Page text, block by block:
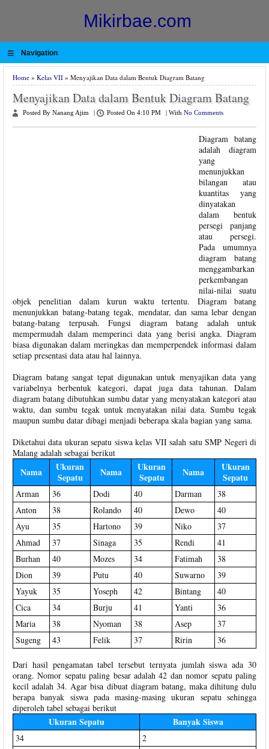
Mikirbae.com
≡ Navigation
Home » Kelas VII » Menyajikan Data dalam Bentuk Diagram Batang
Menyajikan Data dalam Bentuk Diagram Batang
Posted By Nanang Ajim Posted On 4:10 PM With No Comments
Diagram batang
adalah diagram
yang
menunjukkan
bilangan atau
kuantitas yang
dinyatakan
dalam bentuk
persegi panjang
atau persegi.
Pada umumnya
diagram batang
menggambarkan
perkembangan
nilai-nilai suatu
objek penelitian dalam kurun waktu tertentu. Diagram batang
menunjukkan batang-batang tegak, mendatar, dan sama lebar dengan
batang-batang terpusah. Fungsi diagram batang adalah untuk
mempermudah dalam memperinci data yang berisi angka. Diagram
biasa digunakan dalam meringkas dan memperpendek informasi dalam
setiap presentasi data atau hal lainnya.
Diagram batang sangat tepat digunakan untuk menyajikan data yang
variabelnya berbentuk kategori, dapat juga data tahunan. Dalam
diagram batang dibutuhkan sumbu datar yang menyatakan kategori atau
waktu, dan sumbu tegak untuk menyatakan nilai data. Sumbu tegak
maupun sumbu datar dibagi menjadi beberapa skala bagian yang sama.
Diketahui data ukuran sepatu siswa kelas VII salah satu SMP Negeri di
Malang adalah sebagai berikut
Nama
Ukuran
Sepatu
Nama
Ukuran
Sepatu
Nama
Ukuran
Sepatu
Arman 36 Dodi 40 Darman
38
Anton
38 Rolando 40 Dewo
40
Ayu
35 Hartono 39 Niko
37
Ahmad
37 Sinaga 35 Rendi
41
Burhan
40 Mozes 34 Fatimah
38
Dion
39 Putu 40 Suwarno
39
Yayuk
35 Yoseph 42 Bintang
40
Cica
34 Burju 41 Yanti
36
Maria
38 Nyoman 38 Asep
37
Sugeng
43 Felik 37 Ririn 36
Dari hasil pengamatan tabel tersebut ternyata jumlah siswa ada 30
orang. Nomor sepatu paling besar adalah 42 dan nomor sepatu paling
kecil adalah 34. Agar bisa dibuat diagram batang, maka dihitung dulu
berapa banyak siswa pada masing-masing ukuran sepatu sehingga
diperoleh tabel sebagai berikut
Ukuran Sepatu Banyak Siswa
34
2